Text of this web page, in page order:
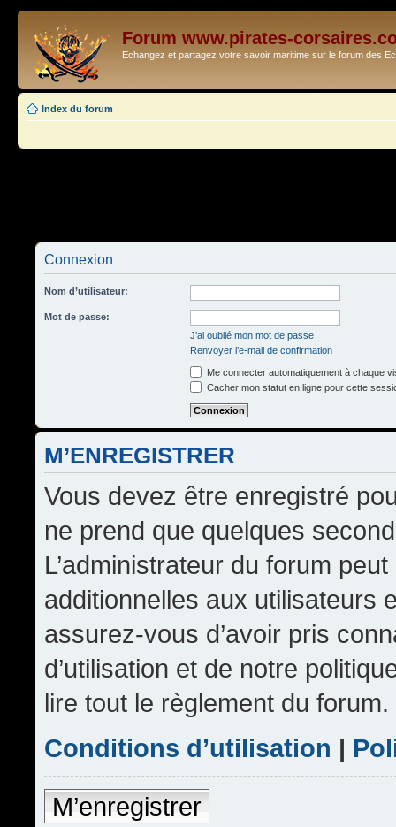
Forum www.pirates-
Echangez et partagez votre savoir maritime sur le forum des
Index du forum
Connexion
Nom d’utilisateur:
Mot de passe:
J’ai oublié mon mot de passe
Renvoyer l’e-mail de confirmation
Me connecter automatiquement à chaque
Cacher mon statut en ligne pour cette
M’ENREGISTRER
Vous devez être enregistré
ne prend que quelques
L’administrateur du forum
additionnelles aux utilisateurs
assurez-vous d’avoir pris
d’utilisation et de notre
lire tout le règlement du forum.
Conditions d’utilisation |
M’enregistrer